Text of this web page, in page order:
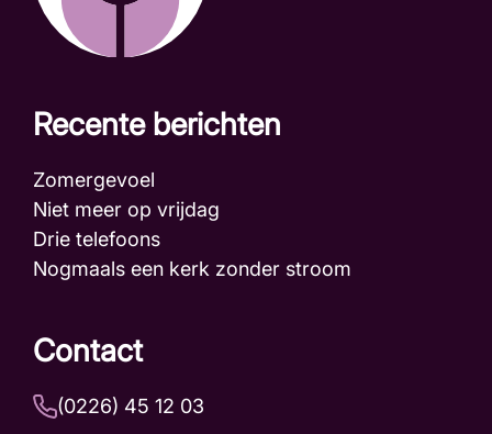
Recente berichten
Zomergevoel
Niet meer op vrijdag
Drie telefoons
Nogmaals een kerk zonder stroom
Contact
(0226) 45 12 03